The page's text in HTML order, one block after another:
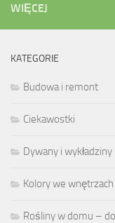
WIĘCEJ
KATEGORIE
Budowa i remont
Ciekawostki
Dywany i
Kolory we
Rośliny w domu –